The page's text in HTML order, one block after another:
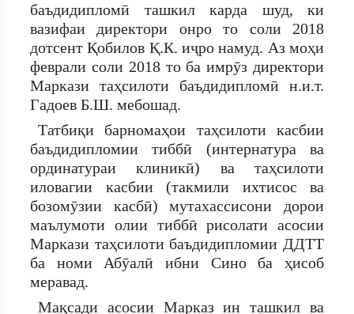
баъдидипломӣ ташкил карда шуд, ки
вазифаи директори онро то соли 2018
дотсент Қобилов Қ.К. иҷро намуд. Аз моҳи
феврали соли 2018 то ба имрӯз директори
Маркази таҳсилоти баъдидипломӣ н.и.т.
Гадоев Б.Ш. мебошад.
Татбиқи барномаҳои таҳсилоти касбии
баъдидипломии тиббӣ (интернатура ва
ординатураи клиникӣ) ва таҳсилоти
иловагии касбии (такмили ихтисос ва
бозомӯзии касбӣ) мутахассисони дорои
маълумоти олии тиббӣ рисолати асосии
Маркази таҳсилоти баъдидипломии ДДТТ
ба номи Абӯалӣ ибни Сино ба ҳисоб
меравад.
Мақсади асосии Марказ ин ташкил ва